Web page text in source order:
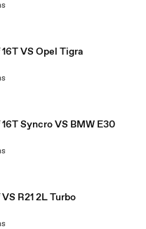
VS Opel Tigra
Syncro VS BMW E30
R21 2L Turbo